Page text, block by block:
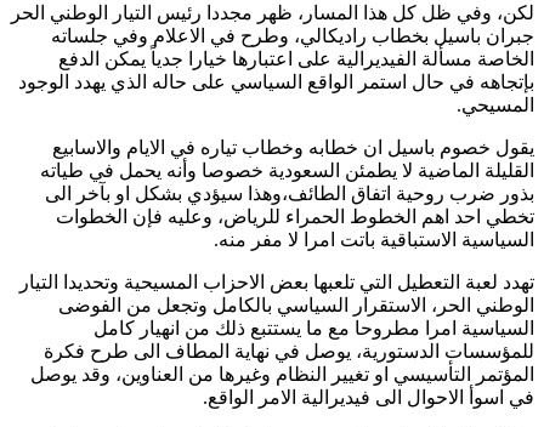
لكن، وفي ظل كل هذا المسار، ظهر مجددا رئيس التيار الوطني الحر
جبران باسيل بخطاب راديكالي، وطرح في الاعلام وفي جلساته
الخاصة مسألة الفيديرالية على اعتبارها خيارا جدياً يمكن الدفع
بإتجاهه في حال استمر الواقع السياسي على حاله الذي يهدد الوجود
المسيحي.
يقول خصوم باسيل ان خطابه وخطاب تياره في الايام والاسابيع
القليلة الماضية لا يطمئن السعودية خصوصا وأنه يحمل في طياته
بذور ضرب روحية اتفاق الطائف،وهذا سيؤدي بشكل او بآخر الى
تخطي احد اهم الخطوط الحمراء للرياض، وعليه فإن الخطوات
السياسية الاستباقية باتت امرا لا مفر منه.
تهدد لعبة التعطيل التي تلعبها بعض الاحزاب المسيحية وتحديدا التيار
الوطني الحر، الاستقرار السياسي بالكامل وتجعل من الفوضى
السياسية امرا مطروحا مع ما يستتبع ذلك من انهيار كامل
للمؤسسات الدستورية، يوصل في نهاية المطاف الى طرح فكرة
المؤتمر التأسيسي او تغيير النظام وغيرها من العناوين، وقد يوصل
في اسوأ الاحوال الى فيديرالية الامر الواقع.